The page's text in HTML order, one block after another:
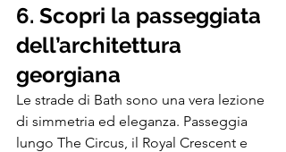
6. Scopri la passeggiata
dell’architettura
georgiana
Le strade di Bath sono una vera lezione
di simmetria ed eleganza. Passeggia
lungo The Circus, il Royal Crescent e